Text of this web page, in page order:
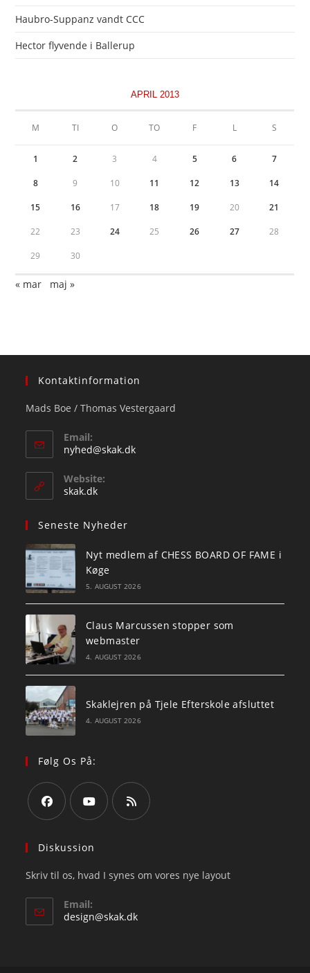
Haubro-Suppanz vandt CCC
Hector flyvende i Ballerup
APRIL 2013
M TI O TO F L S
1 2 3 4 5 6 7
8 9 10 11 12 13 14
15 16 17 18 19 20 21
22 23 24 25 26 27 28
29 30
« mar maj »
Kontaktinformation
Mads Boe / Thomas Vestergaard
Email:
nyhed@skak.dkOpens
Website:
skak.dk
Seneste Nyheder
Nyt medlem af CHESS BOARD OF FAME i
Køge
5. AUGUST 2026
Claus Marcussen stopper som
webmaster
4. AUGUST 2026
Skaklejren på Tjele Efterskole afsluttet
4. AUGUST 2026
Følg Os På:
in
new
tab
in
new
new
Diskussion
Skriv til os, hvad I synes om vores nye layout
Email:
design@skak.dkOpens